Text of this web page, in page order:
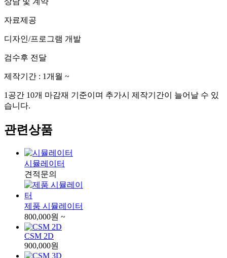
자료제공
디자인/프로그램 개발
검수후 전달
제작기간 : 1개월 ~
1공간 10개 마감재 기준이며 추가시 제작기간이 늘어날 수 있
습니다.
관련상품
시뮬레이터
견적문의
제품 시뮬레이터
800,000원 ~
CSM 2D
900,000원